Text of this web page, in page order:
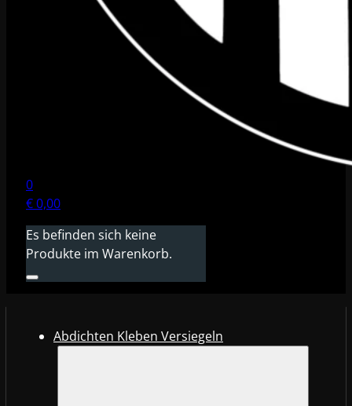
0
€0,00
Es befinden sich keine
Produkte im Warenkorb.
Abdichten Kleben Versiegeln